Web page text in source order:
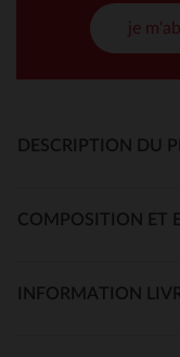
je
DESCRIPTION DU
COMPOSITION ET
INFORMATION